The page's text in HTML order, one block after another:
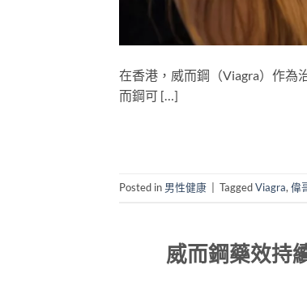
在香港，威而鋼（Viagra）作為
而鋼可 […]
Posted in 男性健康 TaggedViagra, 偉
威而鋼藥效持